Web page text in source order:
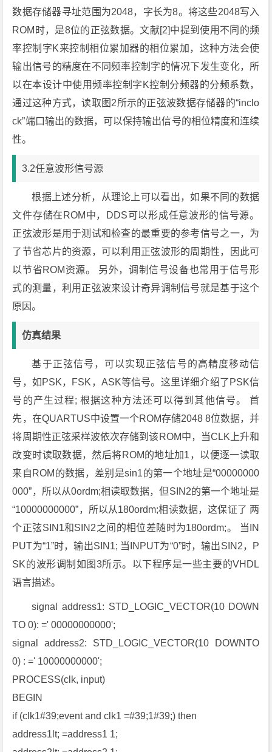
数据存储器寻址范围为2048，字长为8。将这些2048写入
ROM时，是8位的正弦数据。文献[2]中提到使用不同的频
率控制字K来控制相位累加器的相位累加，这种方法会使
输出信号的精度在不同频率控制字的情况下发生变化，所
以在本设计中使用频率控制字K控制分频器的分频系数，
通过这种方式，读取图2所示的正弦波数据存储器的“inclo
ck”端口输出的数据，可以保持输出信号的相位精度和连续
性。
3.2任意波形信号源
根据上述分析，从理论上可以看出，如果不同的数据
文件存储在ROM中，DDS可以形成任意波形的信号源。
正弦波形是用于测试和检查的最重要的参考信号之一，为
了节省芯片的资源，可以利用正弦波形的周期性，因此可
以节省ROM资源。 另外，调制信号设备也常用于信号形
式的测量，利用正弦波来设计奇异调制信号就是基于这个
原因。
仿真结果
基于正弦信号，可以实现正弦信号的高精度移动信
号，如PSK，FSK，ASK等信号。这里详细介绍了PSK信
号的产生过程; 根据这种方法还可以得到其他信号。 首
先，在QUARTUS中设置一个ROM存储2048 8位数据，并
将周期性正弦采样波依次存储到该ROM中，当CLK上升和
改变时读取数据，然后将ROM的地址加1，以便逐一读取
来自ROM的数据，差别是sin1的第一个地址是“00000000
000”，所以从0ordm;相读取数据，但SIN2的第一个地址是
“10000000000”，所以从180ordm;相读数据，这保证了 两
个正弦SIN1和SIN2之间的相位差随时为180ordm;。 当IN
PUT为“1”时，输出SIN1; 当INPUT为“0”时，输出SIN2，P
SK的波形调制如图3所示。以下程序是一些主要的VHDL
语言描述。
signal address1: STD_LOGIC_VECTOR(10 DOWN
TO 0): =' 00000000000';
signal address2: STD_LOGIC_VECTOR(10 DOWNTO
0) : =' 10000000000';
PROCESS(clk, input)
BEGIN
if (clk1#39;event and clk1 =#39;1#39;) then
address1lt; =address1 1;